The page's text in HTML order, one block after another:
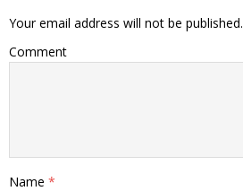
Your email address will not be published.
Comment
Name *